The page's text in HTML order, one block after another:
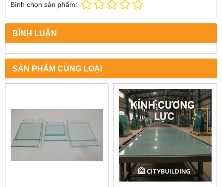
Bình chọn sản phẩm:
BÌNH LUẬN
SẢN PHẨM CÙNG LOẠI